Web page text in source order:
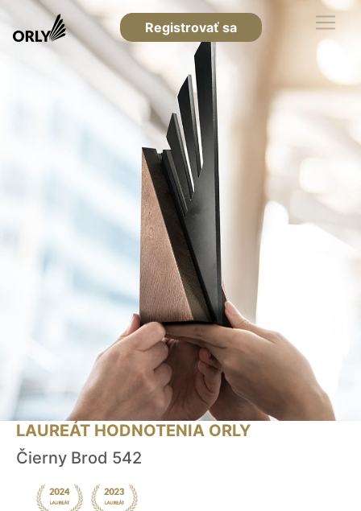
Registrovať sa
LAUREÁT HODNOTENIA ORLY
Čierny Brod 542